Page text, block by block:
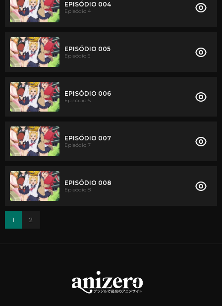
EPISÓDIO 004
Episódio 4
EPISÓDIO 005
Episódio 5
EPISÓDIO 006
Episódio 6
EPISÓDIO 007
Episódio 7
EPISÓDIO 008
Episódio 8
1 2